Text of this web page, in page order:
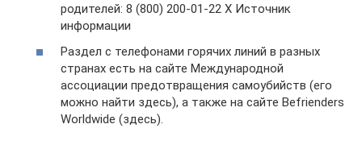
родителей: 8 (800) 200-01-22 X Источник
информации
Раздел с телефонами горячих линий в разных
странах есть на сайте Международной
ассоциации предотвращения самоубийств (его
можно найти здесь), а также на сайте Befrienders
Worldwide (здесь).